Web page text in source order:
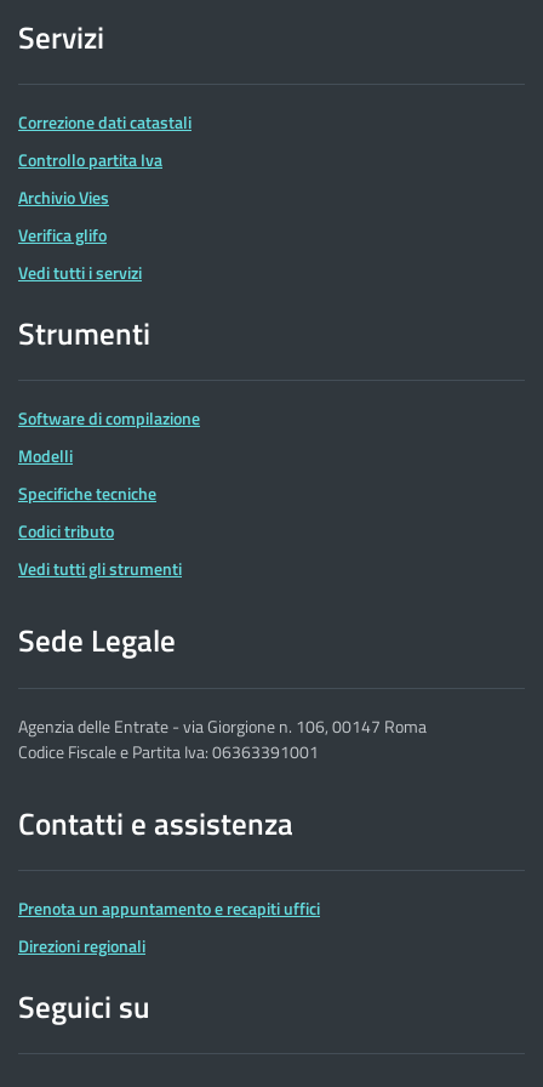
Servizi
Correzione dati catastali
Controllo partita Iva
Archivio Vies
Verifica glifo
Vedi tutti i servizi
Strumenti
Software di compilazione
Modelli
Specifiche tecniche
Codici tributo
Vedi tutti gli strumenti
Sede Legale
Agenzia delle Entrate - via Giorgione n. 106, 00147 Roma
Codice Fiscale e Partita Iva: 06363391001
Contatti e assistenza
Prenota un appuntamento e recapiti uffici
Direzioni regionali
Seguici su